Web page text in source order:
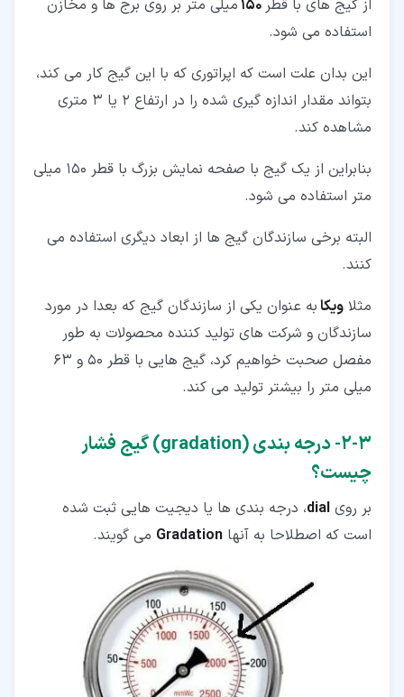
از گیج های با قطر
میلی متر بر روی برج ها و مخازن
استفاده می شود.
این بدان علت است که اپراتوری که با این گیج کار می کند،
بتواند مقدار اندازه گیری شده را در ارتفاع 2 یا 3 متری
مشاهده کند.
بنابراین از یک گیج با صفحه نمایش بزرگ با قطر 150 میلی
متر استفاده می شود.
البته برخی سازندگان گیج ها از ابعاد دیگری استفاده می
کنند.
مثلا ویکابه عنوان یکی از سازندگان گیج که بعدا در مورد
سازندگان و شرکت های تولید کننده محصولات به طور
مفصل صحبت خواهیم کرد، گیج هایی با قطر 50 و 63
میلی متر را بیشتر تولید می کند.
۳‏-‏۲‏- درجه بندی (gradation) گیج فشار
چیست؟
بر روی dial، درجه بندی ‌ها یا دیجیت‌ هایی ثبت شده
است که اصطلاحا به آنها Gradation می ‌گویند.